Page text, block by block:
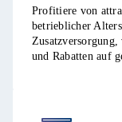
Profitiere von
betrieblicher
und Rabatten auf